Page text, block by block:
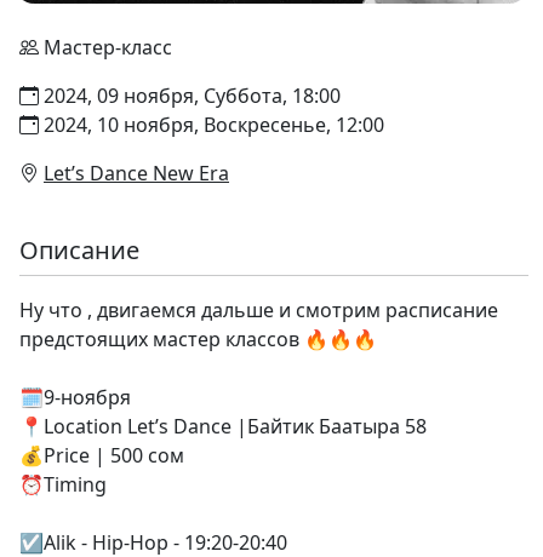
Мастер-класс
2024, 09 ноября, Суббота, 18:00
2024, 10 ноября, Воскресенье, 12:00
Let’s Dance New Era
Описание
Ну что , двигаемся дальше и смотрим расписание
предстоящих мастер классов 🔥🔥🔥
🗓️9-ноября
📍Location Let’s Dance |Байтик Баатыра 58
💰Price | 500 сом
⏰Timing
☑️Alik - Hip-Hop - 19:20-20:40